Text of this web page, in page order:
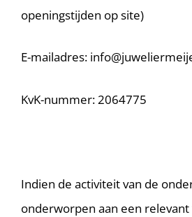
openingstijden op site)
E-mailadres:
KvK-nummer: 2064775
Indien de activiteit van de
onderworpen aan een